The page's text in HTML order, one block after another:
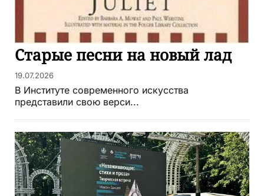
Старые песни на новый лад
19.07.2026
В Институте современного искусства
представили свою верси...